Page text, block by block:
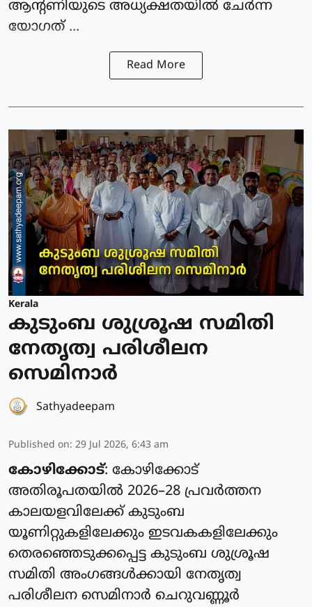
ആന്റണിയുടെ അധ്യക്ഷതയിൽ ചേർന്ന
യോഗത് ...
Read More
Kerala
കുടുംബ ശുശ്രൂഷ സമിതി
നേതൃത്വ പരിശീലന
സെമിനാർ
Sathyadeepam
Published on: 29 Jul 2026, 6:43 am
കോഴിക്കോട്: കോഴിക്കോട്
അതിരൂപതയിൽ 2026–28 പ്രവർത്തന
കാലയളവിലേക്ക് കുടുംബ
യൂണിറ്റുകളിലേക്കും ഇടവകകളിലേക്കും
തെരഞ്ഞെടുക്കപ്പെട്ട കുടുംബ ശുശ്രൂഷ
സമിതി അംഗങ്ങൾക്കായി നേതൃത്വ
പരിശീലന സെമിനാർ ചെറുവണ്ണൂർ